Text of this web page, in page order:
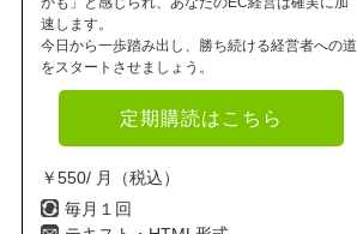
速します。
今日から一歩踏み出し、勝ち続ける経営者への道
をスタートさせましょう。
定期購読はこちら
￥550/ 月（税込）
毎月１回